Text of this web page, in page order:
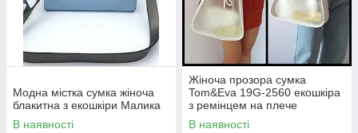
Модна містка сумка жіноча
блакитна з екошкіри Малика
В наявності
Жіноча прозора сумка
Tom&Eva 19G-2560 екошкіра
з ремінцем на плече
В наявності